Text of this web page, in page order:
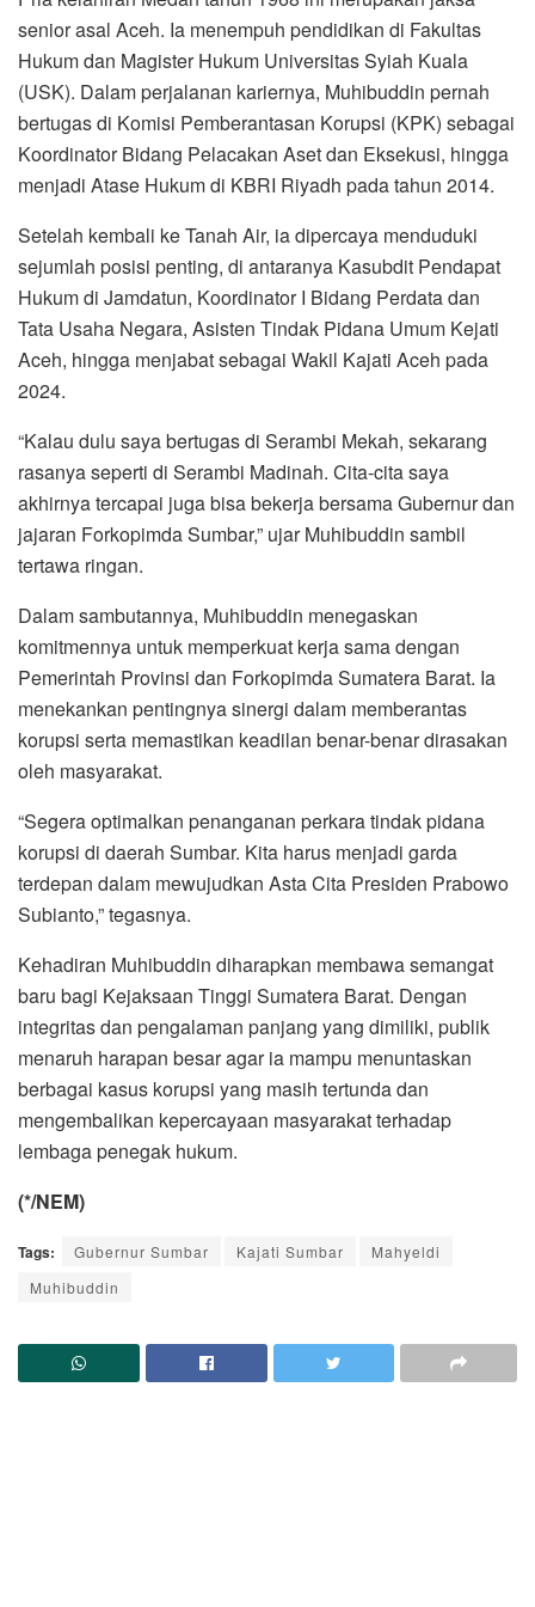
senior asal Aceh. Ia menempuh pendidikan di Fakultas
Hukum dan Magister Hukum Universitas Syiah Kuala
(USK). Dalam perjalanan kariernya, Muhibuddin pernah
bertugas di Komisi Pemberantasan Korupsi (KPK) sebagai
Koordinator Bidang Pelacakan Aset dan Eksekusi, hingga
menjadi Atase Hukum di KBRI Riyadh pada tahun 2014.
Setelah kembali ke Tanah Air, ia dipercaya menduduki
sejumlah posisi penting, di antaranya Kasubdit Pendapat
Hukum di Jamdatun, Koordinator I Bidang Perdata dan
Tata Usaha Negara, Asisten Tindak Pidana Umum Kejati
Aceh, hingga menjabat sebagai Wakil Kajati Aceh pada
2024.
“Kalau dulu saya bertugas di Serambi Mekah, sekarang
rasanya seperti di Serambi Madinah. Cita-cita saya
akhirnya tercapai juga bisa bekerja bersama Gubernur dan
jajaran Forkopimda Sumbar,” ujar Muhibuddin sambil
tertawa ringan.
Dalam sambutannya, Muhibuddin menegaskan
komitmennya untuk memperkuat kerja sama dengan
Pemerintah Provinsi dan Forkopimda Sumatera Barat. Ia
menekankan pentingnya sinergi dalam memberantas
korupsi serta memastikan keadilan benar-benar dirasakan
oleh masyarakat.
“Segera optimalkan penanganan perkara tindak pidana
korupsi di daerah Sumbar. Kita harus menjadi garda
terdepan dalam mewujudkan Asta Cita Presiden Prabowo
Subianto,” tegasnya.
Kehadiran Muhibuddin diharapkan membawa semangat
baru bagi Kejaksaan Tinggi Sumatera Barat. Dengan
integritas dan pengalaman panjang yang dimiliki, publik
menaruh harapan besar agar ia mampu menuntaskan
berbagai kasus korupsi yang masih tertunda dan
mengembalikan kepercayaan masyarakat terhadap
lembaga penegak hukum.
(*/NEM)
Tags: Gubernur Sumbar Kajati Sumbar
Mahyeldi
Muhibuddin